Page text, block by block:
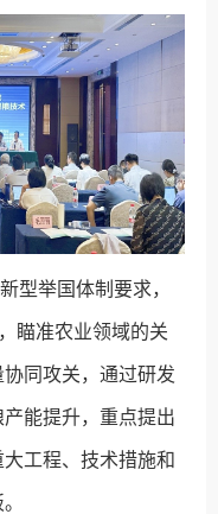
举国体制要求，
瞄准农业领域的关
同攻关，通过研发
能提升，重点提出
工程、技术措施和